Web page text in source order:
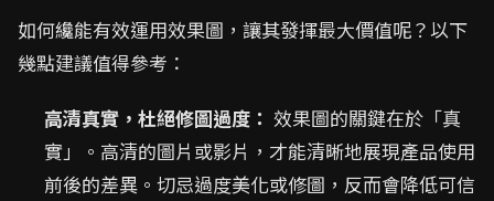
如何纔能有效運用效果圖，讓其發揮最大價值呢？以下
幾點建議值得參考：
高清真實，杜絕修圖過度： 效果圖的關鍵在於「真
實」。高清的圖片或影片，才能清晰地展現產品使用
前後的差異。切忌過度美化或修圖，反而會降低可信